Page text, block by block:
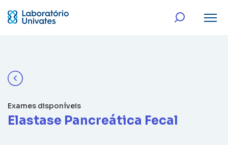
Exames disponíveis
Elastase Pancreática Fecal